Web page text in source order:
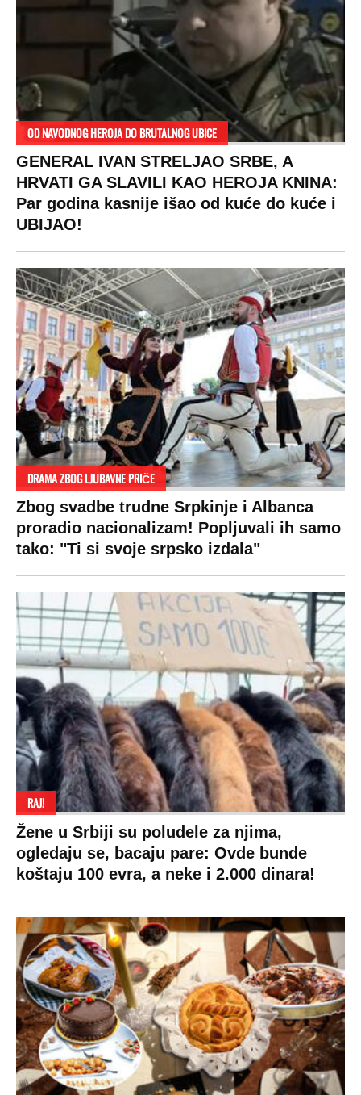
OD NAVODNOG HEROJA DO BRUTALNOG UBICE
GENERAL IVAN STRELJAO SRBE, A
HRVATI GA SLAVILI KAO HEROJA KNINA:
Par godina kasnije išao od kuće do kuće i
UBIJAO!
DRAMA ZBOG LJUBAVNE PRIČE
Zbog svadbe trudne Srpkinje i Albanca
proradio nacionalizam! Popljuvali ih samo
tako: "Ti si svoje srpsko izdala"
RAJ!
Žene u Srbiji su poludele za njima,
ogledaju se, bacaju pare: Ovde bunde
koštaju 100 evra, a neke i 2.000 dinara!